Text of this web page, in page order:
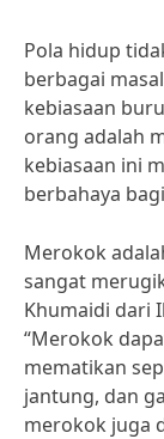
Pola hidup
berbagai
kebiasaan
orang adalah
kebiasaan ini
berbahaya
Merokok
sangat
Khumaidi dari
“Merokok
mematikan
jantung, dan
merokok juga